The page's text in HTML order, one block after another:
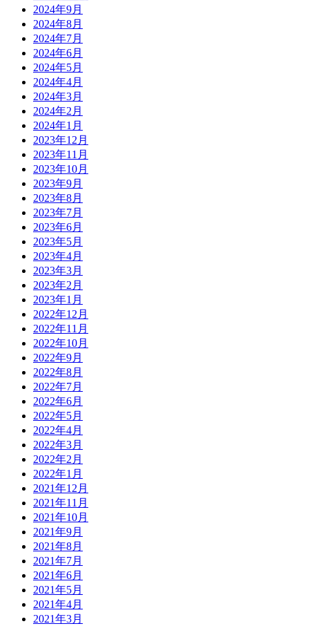
2024年9月
2024年8月
2024年7月
2024年6月
2024年5月
2024年4月
2024年3月
2024年2月
2024年1月
2023年12月
2023年11月
2023年10月
2023年9月
2023年8月
2023年7月
2023年6月
2023年5月
2023年4月
2023年3月
2023年2月
2023年1月
2022年12月
2022年11月
2022年10月
2022年9月
2022年8月
2022年7月
2022年6月
2022年5月
2022年4月
2022年3月
2022年2月
2022年1月
2021年12月
2021年11月
2021年10月
2021年9月
2021年8月
2021年7月
2021年6月
2021年5月
2021年4月
2021年3月